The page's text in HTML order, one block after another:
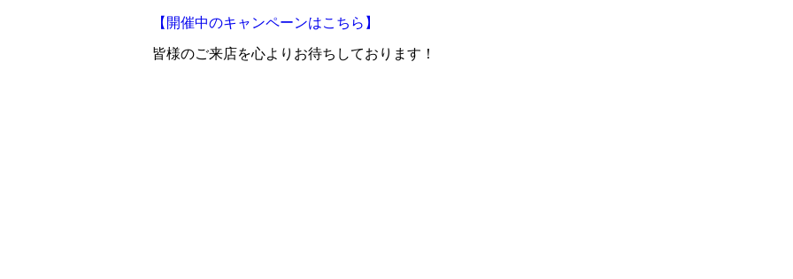
【開催中のキャンペーンはこちら】
皆様のご来店を心よりお待ちしております！